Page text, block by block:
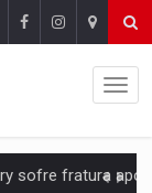
nuvens no céu de Rondônia –